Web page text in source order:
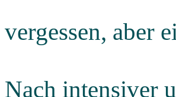
vergessen, aber
Nach intensiver